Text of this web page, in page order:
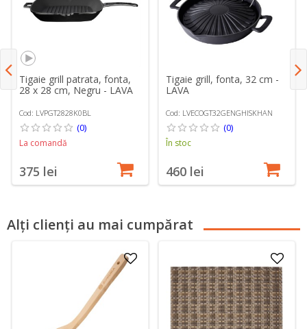
Tigaie grill patrata, fonta,
28 x 28 cm, Negru - LAVA
Cod: LVPGT2828K0BL
(0)
La comandă
375 lei
Tigaie grill, fonta, 32 cm -
LAVA
Cod: LVECOGT32GENGHISKHAN
(0)
În stoc
460 lei
Alți clienți au mai cumpărat